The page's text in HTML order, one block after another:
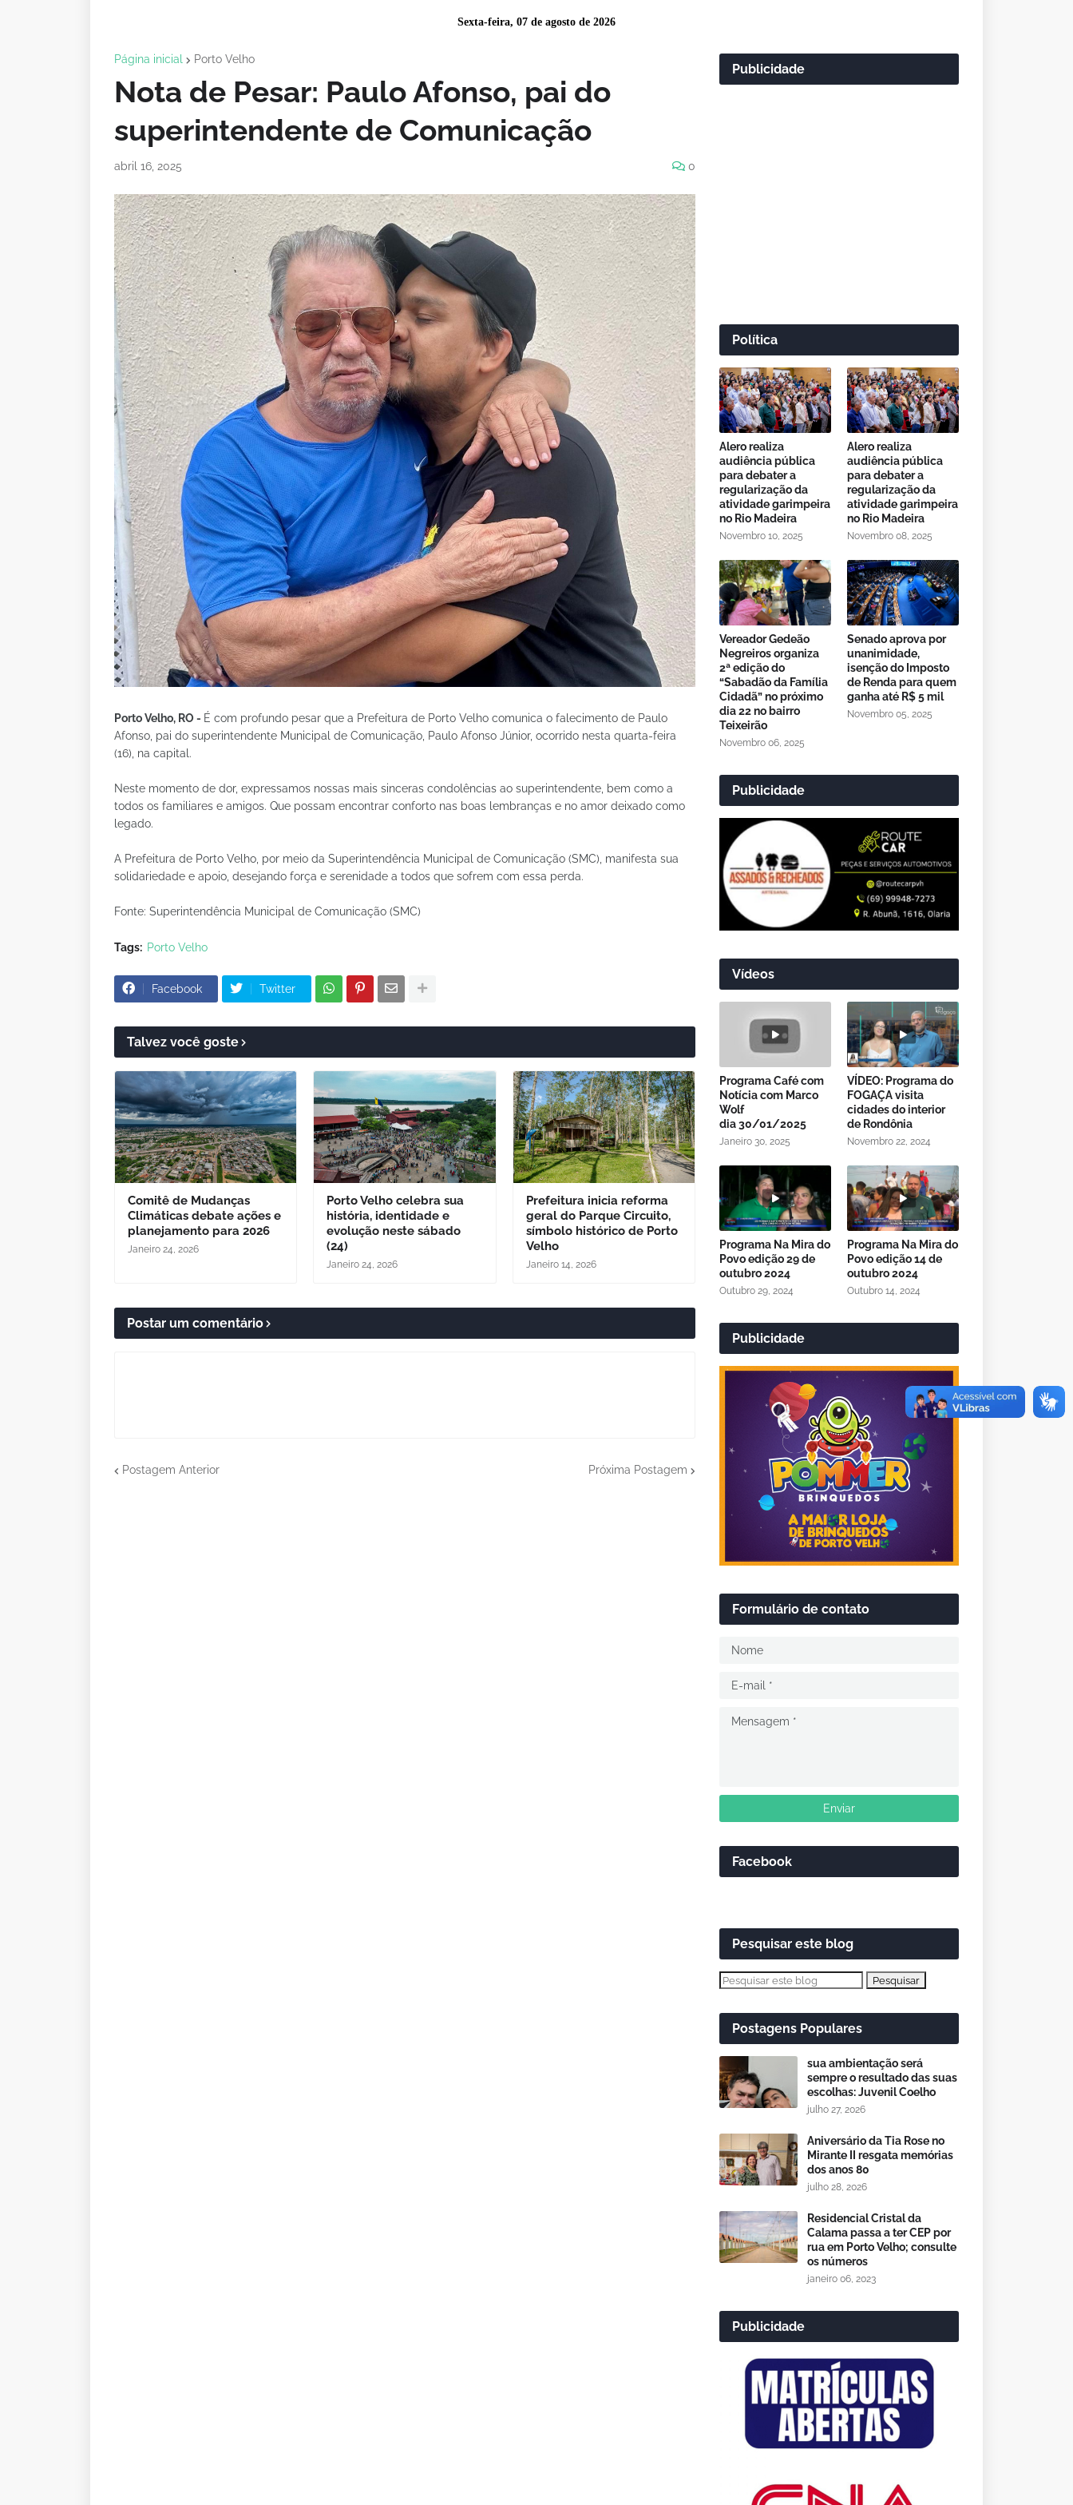
Sexta-feira, 07 de agosto de 2026
Página inicial Porto Velho
Nota de Pesar: Paulo Afonso, pai do
superintendente de Comunicação
abril 16, 2025 0
Porto Velho, RO - É com profundo pesar que a Prefeitura de Porto Velho comunica o falecimento de Paulo
Afonso, pai do superintendente Municipal de Comunicação, Paulo Afonso Júnior, ocorrido nesta quarta-feira
(16), na capital.
Neste momento de dor, expressamos nossas mais sinceras condolências ao superintendente, bem como a
todos os familiares e amigos. Que possam encontrar conforto nas boas lembranças e no amor deixado como
legado.
A Prefeitura de Porto Velho, por meio da Superintendência Municipal de Comunicação (SMC), manifesta sua
solidariedade e apoio, desejando força e serenidade a todos que sofrem com essa perda.
Fonte: Superintendência Municipal de Comunicação (SMC)
Tags: Porto Velho
Facebook Twitter
Talvez você goste
Comitê de Mudanças
Climáticas debate ações e
planejamento para 2026
Janeiro 24, 2026
Porto Velho celebra sua
história, identidade e
evolução neste sábado
(24)
Janeiro 24, 2026
Prefeitura inicia reforma
geral do Parque Circuito,
símbolo histórico de Porto
Velho
Janeiro 14, 2026
Postar um comentário
Postagem Anterior Próxima Postagem
Publicidade
Política
Alero realiza
audiência pública
para debater a
regularização da
atividade garimpeira
no Rio Madeira
Novembro 10, 2025
Alero realiza
audiência pública
para debater a
regularização da
atividade garimpeira
no Rio Madeira
Novembro 08, 2025
Vereador Gedeão
Negreiros organiza
2ª edição do
“Sabadão da Família
Cidadã” no próximo
dia 22 no bairro
Teixeirão
Novembro 06, 2025
Senado aprova por
unanimidade,
isenção do Imposto
de Renda para quem
ganha até R$ 5 mil
Novembro 05, 2025
Publicidade
Vídeos
Programa Café com
Notícia com Marco
Wolf
dia 30/01/2025
Janeiro 30, 2025
VÍDEO: Programa do
FOGAÇA visita
cidades do interior
de Rondônia
Novembro 22, 2024
Programa Na Mira do
Povo edição 29 de
outubro 2024
Outubro 29, 2024
Programa Na Mira do
Povo edição 14 de
outubro 2024
Outubro 14, 2024
Publicidade
Formulário de contato
Facebook
Pesquisar este blog
Postagens Populares
sua ambientação será
sempre o resultado das suas
escolhas: Juvenil Coelho
julho 27, 2026
Aniversário da Tia Rose no
Mirante II resgata memórias
dos anos 80
julho 28, 2026
Residencial Cristal da
Calama passa a ter CEP por
rua em Porto Velho; consulte
os números
janeiro 06, 2023
Publicidade